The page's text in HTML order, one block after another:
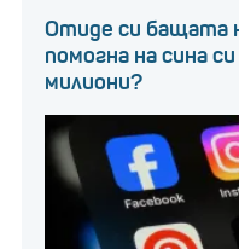
Отиде си бащата
помогна на сина
милиони?